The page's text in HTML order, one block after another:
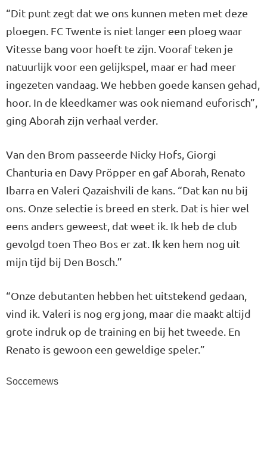
“Dit punt zegt dat we ons kunnen meten met deze
ploegen. FC Twente is niet langer een ploeg waar
Vitesse bang voor hoeft te zijn. Vooraf teken je
natuurlijk voor een gelijkspel, maar er had meer
ingezeten vandaag. We hebben goede kansen gehad,
hoor. In de kleedkamer was ook niemand euforisch”,
ging Aborah zijn verhaal verder.
Van den Brom passeerde Nicky Hofs, Giorgi
Chanturia en Davy Pröpper en gaf Aborah, Renato
Ibarra en Valeri Qazaishvili de kans. “Dat kan nu bij
ons. Onze selectie is breed en sterk. Dat is hier wel
eens anders geweest, dat weet ik. Ik heb de club
gevolgd toen Theo Bos er zat. Ik ken hem nog uit
mijn tijd bij Den Bosch.”
“Onze debutanten hebben het uitstekend gedaan,
vind ik. Valeri is nog erg jong, maar die maakt altijd
grote indruk op de training en bij het tweede. En
Renato is gewoon een geweldige speler.”
Soccernews